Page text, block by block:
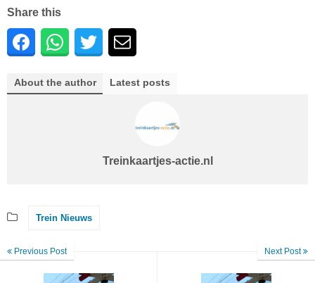
Share this
About the author Latest posts
Treinkaartjes-actie.nl
Trein Nieuws
Previous Post Next Post